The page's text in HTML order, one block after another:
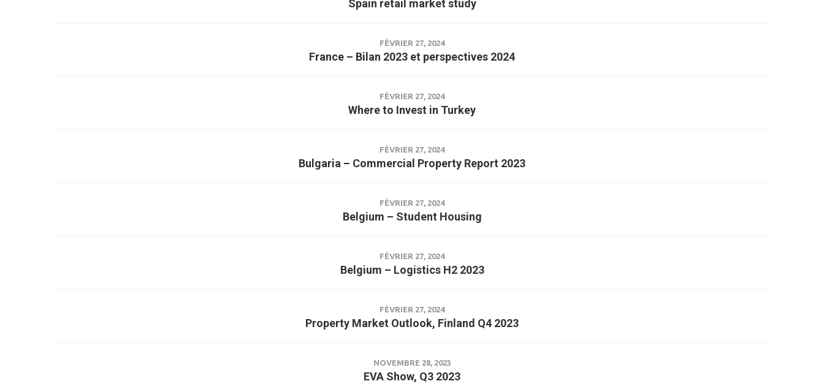
Spain retail market study
FÉVRIER 27, 2024
France – Bilan 2023 et perspectives 2024
FÉVRIER 27, 2024
Where to Invest in Turkey
FÉVRIER 27, 2024
Bulgaria – Commercial Property Report 2023
FÉVRIER 27, 2024
Belgium – Student Housing
FÉVRIER 27, 2024
Belgium – Logistics H2 2023
FÉVRIER 27, 2024
Property Market Outlook, Finland Q4 2023
NOVEMBRE 28, 2023
EVA Show, Q3 2023